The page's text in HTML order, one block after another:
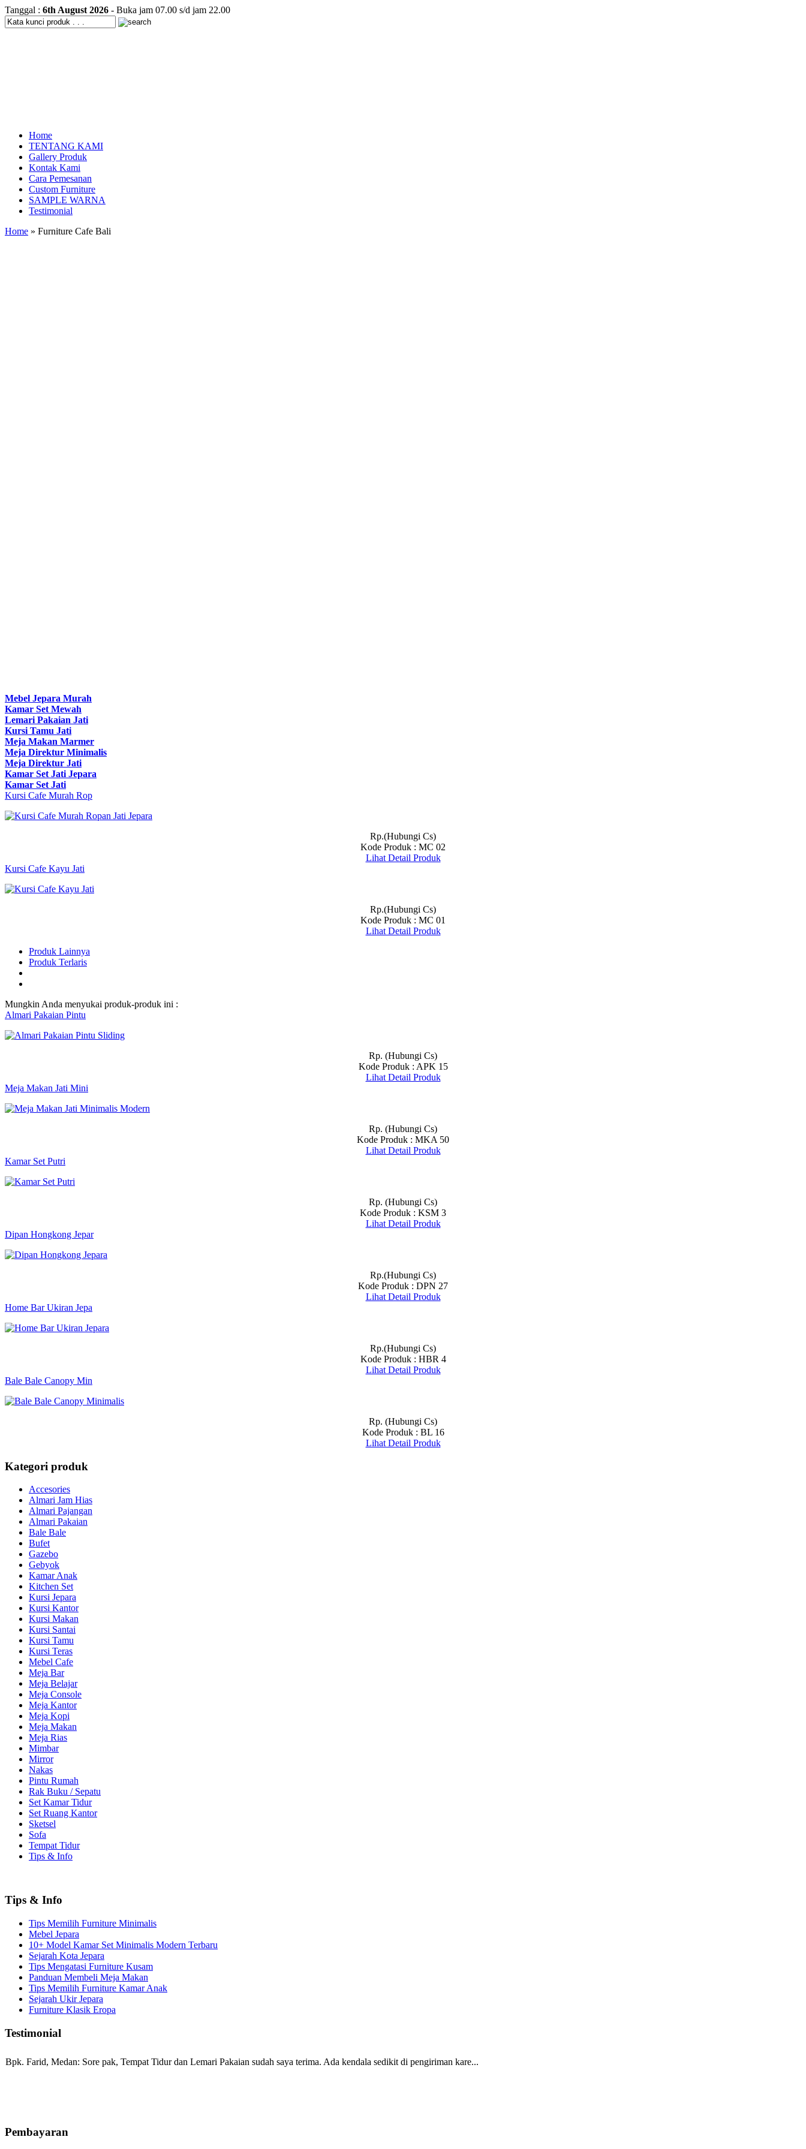
Tanggal : 6th August 2026 - Buka jam 07.00 s/d jam 22.00
Home
TENTANG KAMI
Gallery Produk
Kontak Kami
Cara Pemesanan
Custom Furniture
SAMPLE WARNA
Testimonial
Home » Furniture Cafe Bali
Mebel Jepara Murah
Kamar Set Mewah
Lemari Pakaian Jati
Kursi Tamu Jati
Meja Makan Marmer
Meja Direktur Minimalis
Meja Direktur Jati
Kamar Set Jati Jepara
Kamar Set Jati
Kursi Cafe Murah Rop
Rp.(Hubungi Cs)
Kode Produk : MC 02
Lihat Detail Produk
Kursi Cafe Kayu Jati
Rp.(Hubungi Cs)
Kode Produk : MC 01
Lihat Detail Produk
Produk Lainnya
Produk Terlaris
Mungkin Anda menyukai produk-produk ini :
Almari Pakaian Pintu
Rp. (Hubungi Cs)
Kode Produk : APK 15
Lihat Detail Produk
Meja Makan Jati Mini
Rp. (Hubungi Cs)
Kode Produk : MKA 50
Lihat Detail Produk
Kamar Set Putri
Rp. (Hubungi Cs)
Kode Produk : KSM 3
Lihat Detail Produk
Dipan Hongkong Jepar
Rp.(Hubungi Cs)
Kode Produk : DPN 27
Lihat Detail Produk
Home Bar Ukiran Jepa
Rp.(Hubungi Cs)
Kode Produk : HBR 4
Lihat Detail Produk
Bale Bale Canopy Min
Rp. (Hubungi Cs)
Kode Produk : BL 16
Lihat Detail Produk
Kategori produk
Accesories
Almari Jam Hias
Almari Pajangan
Almari Pakaian
Bale Bale
Bufet
Gazebo
Gebyok
Kamar Anak
Kitchen Set
Kursi Jepara
Kursi Kantor
Kursi Makan
Kursi Santai
Kursi Tamu
Kursi Teras
Mebel Cafe
Meja Bar
Meja Belajar
Meja Console
Meja Kantor
Meja Kopi
Meja Makan
Meja Rias
Mimbar
Mirror
Nakas
Pintu Rumah
Rak Buku / Sepatu
Set Kamar Tidur
Set Ruang Kantor
Sketsel
Sofa
Tempat Tidur
Tips & Info
Tips & Info
Tips Memilih Furniture Minimalis
Mebel Jepara
10+ Model Kamar Set Minimalis Modern Terbaru
Sejarah Kota Jepara
Tips Mengatasi Furniture Kusam
Panduan Membeli Meja Makan
Tips Memilih Furniture Kamar Anak
Sejarah Ukir Jepara
Furniture Klasik Eropa
Testimonial
Bpk. Farid, Medan: Sore pak, Tempat Tidur dan Lemari Pakaian sudah saya terima. Ada kendala sedikit di pengiriman kare...
Pembayaran